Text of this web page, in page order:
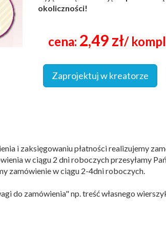
okoliczności!
cena: 2,49 zł/
Zaprojektuj w kreatorze
i zaksięgowaniu płatności realizujemy
w ciągu 2 dni roboczych przesyłamy
zamówienie w ciągu 2-4dni roboczych.
do zamówienia" np. treść własnego